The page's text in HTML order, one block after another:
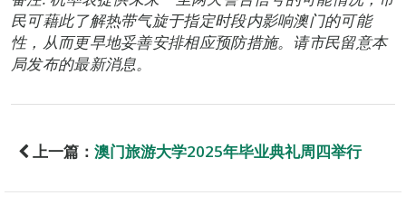
民可藉此了解热带气旋于指定时段内影响澳门的可能
性，从而更早地妥善安排相应预防措施。请市民留意本
局发布的最新消息。
上一篇： 澳门旅游大学2025年毕业典礼周四举行